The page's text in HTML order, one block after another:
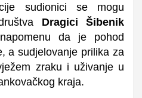
sudionici se mogu
Dragici Šibenik
da je pohod
a sudjelovanje prilika za
zraku i uživanje u
kraja.